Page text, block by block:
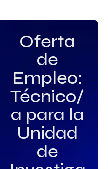
Oferta
de
Empleo:
Técnico/
a para la
Unidad
de